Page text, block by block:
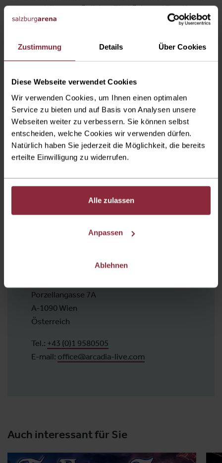
Zustimmung Details Über Cookies
Diese Webseite verwendet Cookies
Wir verwenden Cookies, um Ihnen einen optimalen
Service zu bieten und auf Basis von Analysen unsere
Webseiten weiter zu verbessern. Sie können selbst
entscheiden, welche Cookies wir verwenden dürfen.
Natürlich haben Sie jederzeit die Möglichkeit, die bereits
erteilte Einwilligung zu widerrufen.
Alle zulassen
Anpassen
Ablehnen
lassen auch ihre persönlichen Eindrücke und Emotionen
nicht außen vor. Und genau das machen sie nun auch live
Einlass Hauptfoyer
1,5 Stunden vor Eventbeginn
Porzellangasse 7A
A-1090 Wien
Österreich
Tel.: +43 (0)1 9580505
E-mail: office@arcadia-live.com
Auch interessant für Sie